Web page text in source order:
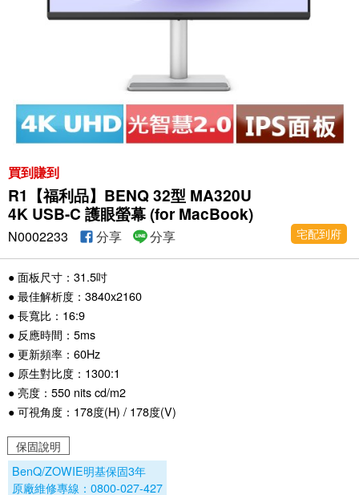
買到賺到
R1【福利品】BENQ 32型 MA320U
4K USB-C 護眼螢幕 (for MacBook)
宅配到府
N0002233 分享 分享
● 面板尺寸：31.5吋
● 最佳解析度：3840x2160
● 長寬比：16:9
● 反應時間：5ms
● 更新頻率：60Hz
● 原生對比度：1300:1
● 亮度：550 nits cd/m2
● 可視角度：178度(H) / 178度(V)
保固說明
BenQ/ZOWIE明基保固3年
原廠維修專線：0800-027-427